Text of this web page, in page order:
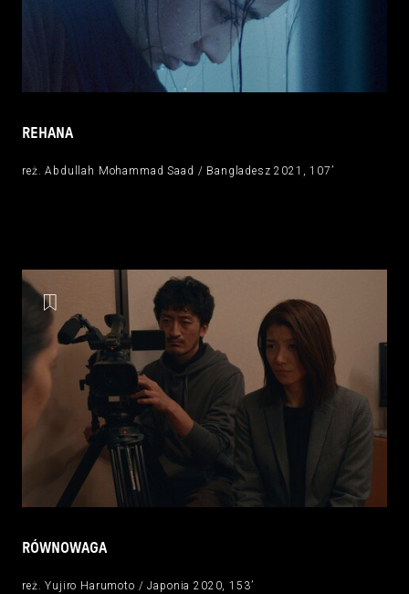
REHANA
reż. Abdullah Mohammad Saad / Bangladesz 2021, 107’
RÓWNOWAGA
reż. Yujiro Harumoto / Japonia 2020, 153’